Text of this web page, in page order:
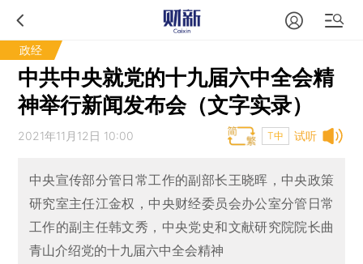
政经
中共中央就党的十九届六中全会精
神举行新闻发布会（文字实录）
试听
2021年11月12日 10:00 T中
中央宣传部分管日常工作的副部长王晓晖，中央政策
研究室主任江金权，中央财经委员会办公室分管日常
工作的副主任韩文秀，中央党史和文献研究院院长曲
青山介绍党的十九届六中全会精神